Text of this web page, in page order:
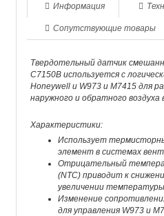
Информация
Сопутствующие товары
Твердотельный датчик
C7150B используется с
Honeywell и W973 и M7415 для
наружного и обратного воздуха
Характеристики:
Использует
элемент в системах
Отрицательный
(NTC) приводит к
увеличении температуры
Изменение
для управления W973 и